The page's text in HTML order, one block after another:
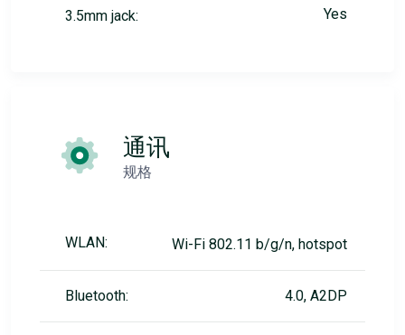
3.5mm jack: Yes
通讯
规格
WLAN: Wi-Fi 802.11 b/g/n, hotspot
Bluetooth: 4.0, A2DP